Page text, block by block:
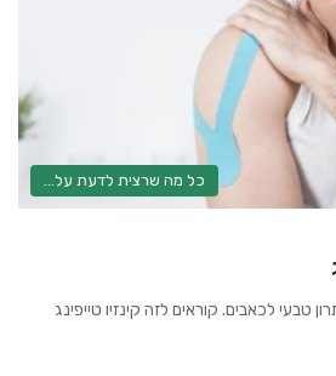
כל מה שרצית לדעת על...
טבעי לכאבים. קוראים לזה קינזיו טייפינג